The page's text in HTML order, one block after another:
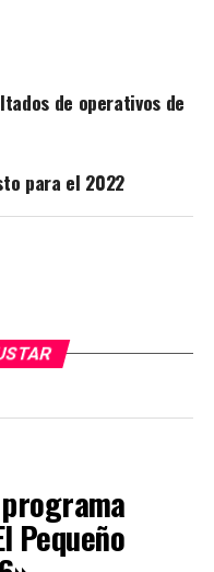
de operativos de
para el 2022
Pequeño